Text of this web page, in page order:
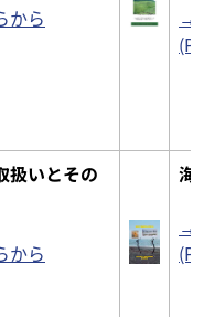
から
→
扱いとその
から
海
→